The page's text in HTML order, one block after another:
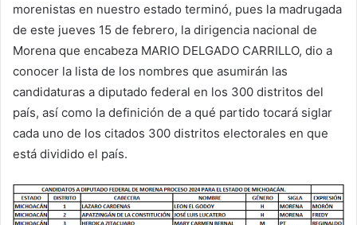
morenistas en nuestro estado terminó, pues la madrugada
de este jueves 15 de febrero, la dirigencia nacional de
Morena que encabeza MARIO DELGADO CARRILLO, dio a
conocer la lista de los nombres que asumirán las
candidaturas a diputado federal en los 300 distritos del
país, así como la definición de a qué partido tocará siglar
cada uno de los citados 300 distritos electorales en que
está dividido el país.